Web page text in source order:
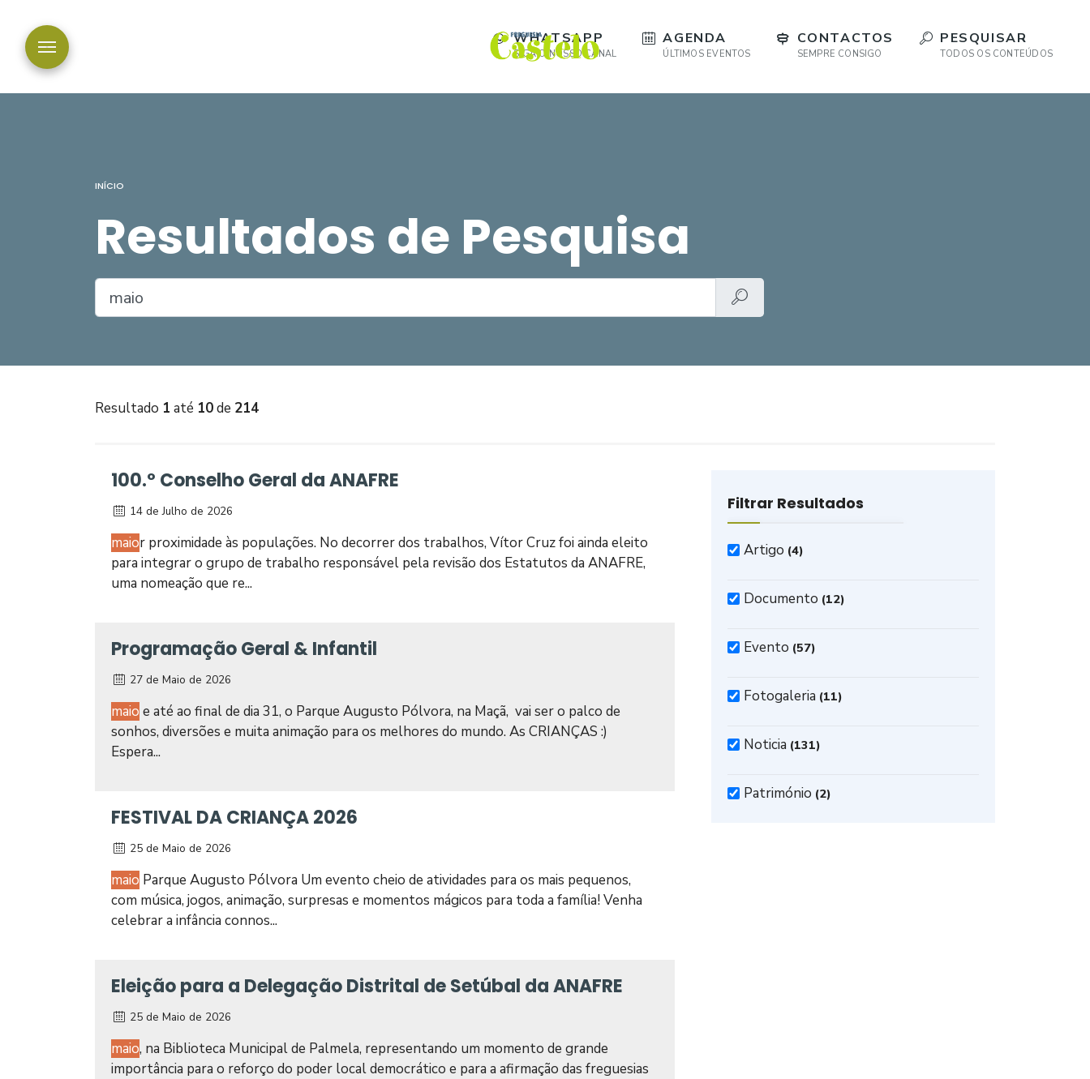
WHATSAPP
SIGA O NOSSO CANAL
AGENDA
ÚLTIMOS EVENTOS
CONTACTOS
SEMPRE CONSIGO
PESQUISAR
TODOS OS CONTEÚDOS
INÍCIO
Resultados de Pesquisa
Resultado 1 até 10de 214
100.º Conselho Geral da ANAFRE
14 de Julho de 2026
maior proximidade às populações. No decorrer dos trabalhos, Vítor Cruz foi ainda eleito
para integrar o grupo de trabalho responsável pela revisão dos Estatutos da ANAFRE,
uma nomeação que re...
Programação Geral & Infantil
27 de Maio de 2026
maio e até ao final de dia 31, o Parque Augusto Pólvora, na Maçã, vai ser o palco de
sonhos, diversões e muita animação para os melhores do mundo. As CRIANÇAS :)
Espera...
FESTIVAL DA CRIANÇA 2026
25 de Maio de 2026
maio Parque Augusto Pólvora Um evento cheio de atividades para os mais pequenos,
com música, jogos, animação, surpresas e momentos mágicos para toda a família! Venha
celebrar a infância connos...
Eleição para a Delegação Distrital de Setúbal da ANAFRE
25 de Maio de 2026
maio, na Biblioteca Municipal de Palmela, representando um momento de grande
importância para o reforço do poder local democrático e para a afirmação das freguesias
Filtrar Resultados
Artigo (4)
Documento (12)
Evento (57)
Fotogaleria (11)
Noticia (131)
Património (2)